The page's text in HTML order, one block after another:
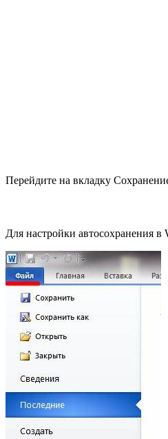
Перейдите на вкладку
Для настройки автосохранения